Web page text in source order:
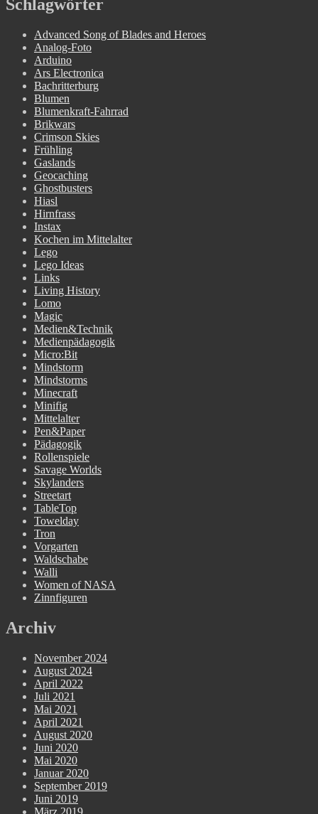
Schlagwörter
Advanced Song of Blades and Heroes
Analog-Foto
Arduino
Ars Electronica
Bachritterburg
Blumen
Blumenkraft-Fahrrad
Brikwars
Crimson Skies
Frühling
Gaslands
Geocaching
Ghostbusters
Hiasl
Hirnfrass
Instax
Kochen im Mittelalter
Lego
Lego Ideas
Links
Living History
Lomo
Magic
Medien&Technik
Medienpädagogik
Micro:Bit
Mindstorm
Mindstorms
Minecraft
Minifig
Mittelalter
Pen&Paper
Pädagogik
Rollenspiele
Savage Worlds
Skylanders
Streetart
TableTop
Towelday
Tron
Vorgarten
Waldschabe
Walli
Women of NASA
Zinnfiguren
Archiv
November 2024
August 2024
April 2022
Juli 2021
Mai 2021
April 2021
August 2020
Juni 2020
Mai 2020
Januar 2020
September 2019
Juni 2019
März 2019